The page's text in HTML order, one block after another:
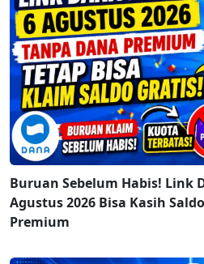
Buruan Sebelum Habis! Link
Agustus 2026 Bisa Kasih
Premium